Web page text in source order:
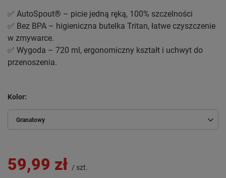
✅ AutoSpout® – picie jedną ręką, 100% szczelności
✅ Bez BPA – higieniczna butelka Tritan, łatwe czyszczenie
w zmywarce.
✅ Wygoda – 720 ml, ergonomiczny kształt i uchwyt do
przenoszenia.
Kolor
Granatowy
59,99 zł / szt.